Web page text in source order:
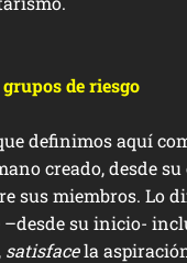
grupos de riesgo
definimos aquí
creado, desde
sus miembros. Lo
–desde su inicio-
satisfacela